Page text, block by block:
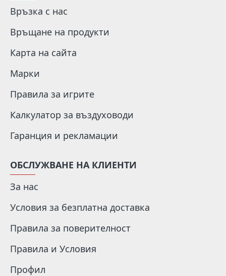
Връзка с нас
Връщане на продукти
Карта на сайта
Марки
Правила за игрите
Калкулатор за въздуховоди
Гаранция и рекламации
ОБСЛУЖВАНЕ НА КЛИЕНТИ
За нас
Условия за безплатна доставка
Правила за поверителност
Правила и Условия
Профил